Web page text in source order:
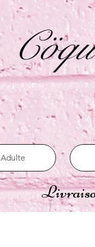
Adulte